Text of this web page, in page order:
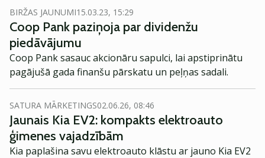
BIRŽAS JAUNUMI15.03.23, 15:29
Coop Pank paziņoja par dividenžu
piedāvājumu
Coop Pank sasauc akcionāru sapulci, lai apstiprinātu
pagājušā gada finanšu pārskatu un peļņas sadali.
SATURA MĀRKETINGS02.06.26, 08:46
Jaunais Kia EV2: kompakts elektroauto
ģimenes vajadzībām
Kia paplašina savu elektroauto klāstu ar jauno Kia EV2